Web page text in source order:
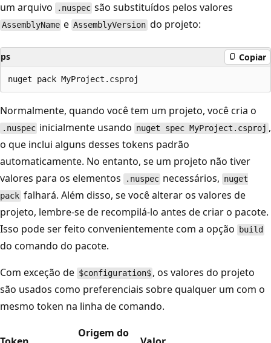
um arquivo
.nuspec são substituídos pelos valores
AssemblyName e AssemblyVersion do projeto:
ps Copiar
Normalmente, quando você tem um projeto, você cria o
.nuspec inicialmente usando nuget spec MyProject.csproj ,
o que inclui alguns desses tokens padrão
automaticamente. No entanto, se um projeto não tiver
valores para os elementos
.nuspec necessários, nuget
pack falhará. Além disso, se você alterar os valores de
projeto, lembre-se de recompilá-lo antes de criar o pacote.
Isso pode ser feito convenientemente com a opção
build
do comando do pacote.
Com exceção de $configuration$ , os valores do projeto
são usados como preferenciais sobre qualquer um com o
mesmo token na linha de comando.
Origem do